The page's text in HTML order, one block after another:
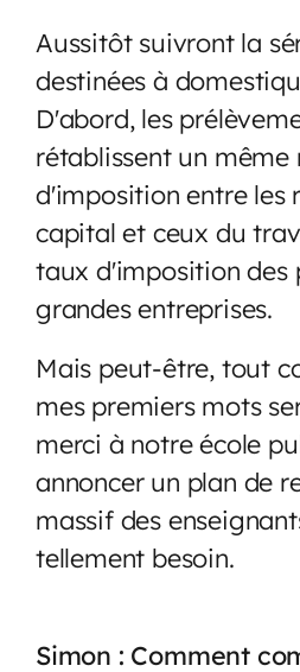
Aussitôt suivront la
destinées à
D'abord, les
rétablissent un même
d'imposition entre les
capital et ceux du
taux d'imposition des
grandes entreprises.
Mais peut-être, tout
mes premiers mots
merci à notre école
annoncer un plan de
massif des
tellement besoin.
Simon : Comment